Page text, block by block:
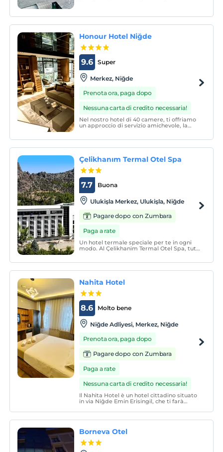
geldiniz.
Honour Hotel Niğde
Super
9.6
Merkez, Niğde
Prenota ora, paga dopo
Nessuna carta di credito necessaria!
Nel nostro hotel di 40 camere, ti offriamo
un approccio di servizio amichevole, la
Çelikhanım Termal Otel Spa
Buona
7.7
Ulukişla Merkez, Ulukişla, Niğde
Pagare dopo con Zumbara
Paga a rate
Un hotel termale speciale per te in ogni
modo. Al Çelikhanim Termal Otel Spa, tutti
ospiti.
Nahita Hotel
Molto bene
8.6
Niğde Adliyesi, Merkez, Niğde
Prenota ora, paga dopo
Pagare dopo con Zumbara
Paga a rate
Nessuna carta di credito necessaria!
Il Nahita Hotel è un hotel cittadino situato
in via Niğde Emin Erisingil, che ti farà
sarà la tua priorità con la sua posizione
centrale.
Borneva Otel